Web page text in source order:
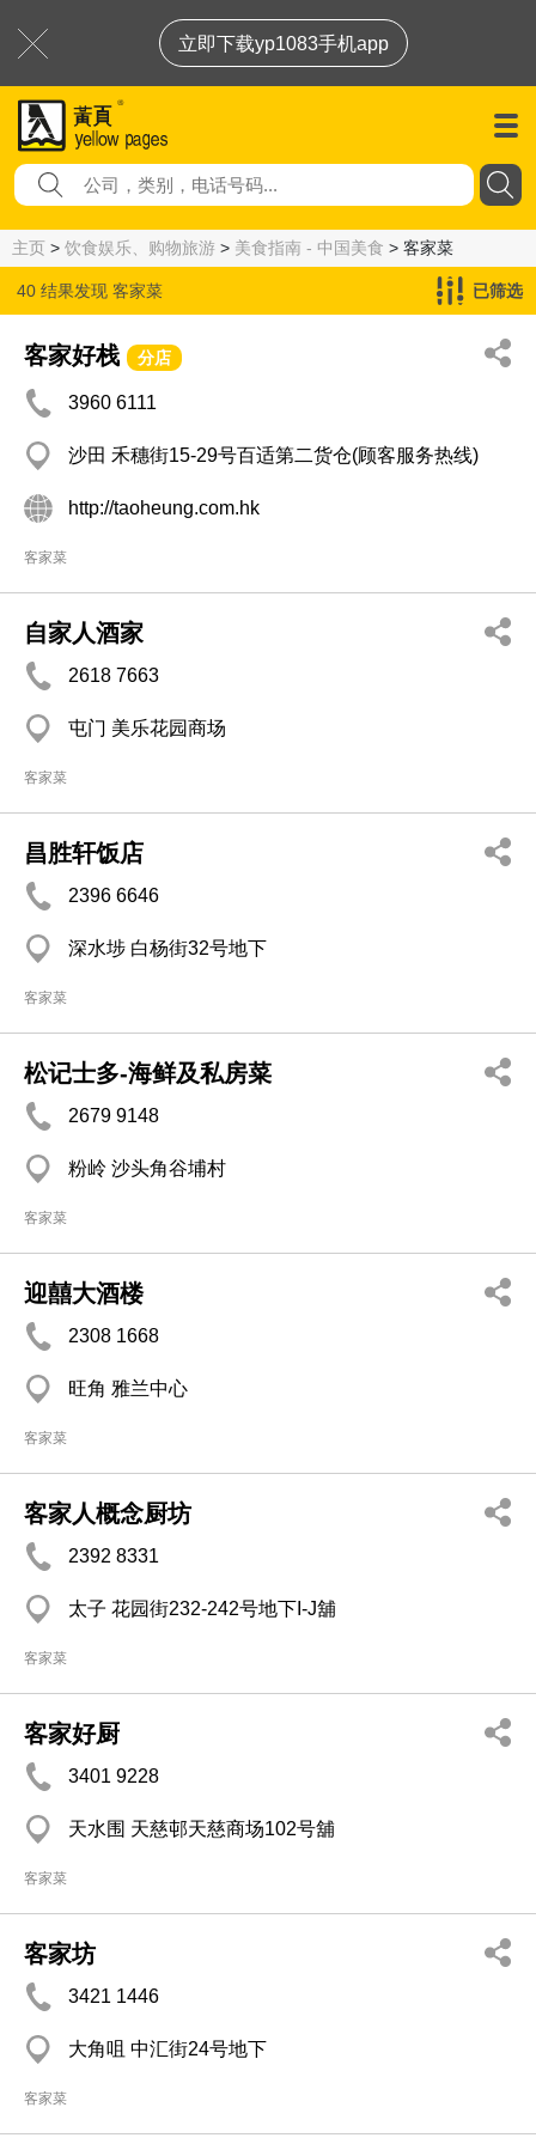
立即下载yp1083手机app
主页 > 饮食娱乐、购物旅游 > 美食指南 - 中国美食 > 客家菜
40 结果发现 客家菜 已筛选
客家好栈 分店
3960 6111
沙田 禾穗街15-29号百适第二货仓(顾客服务热线)
http://taoheung.com.hk
客家菜
自家人酒家
2618 7663
屯门 美乐花园商场
客家菜
昌胜轩饭店
2396 6646
深水埗 白杨街32号地下
客家菜
松记士多-海鲜及私房菜
2679 9148
粉岭 沙头角谷埔村
客家菜
迎囍大酒楼
2308 1668
旺角 雅兰中心
客家菜
客家人概念厨坊
2392 8331
太子 花园街232-242号地下I-J舖
客家菜
客家好厨
3401 9228
天水围 天慈邨天慈商场102号舖
客家菜
客家坊
3421 1446
大角咀 中汇街24号地下
客家菜